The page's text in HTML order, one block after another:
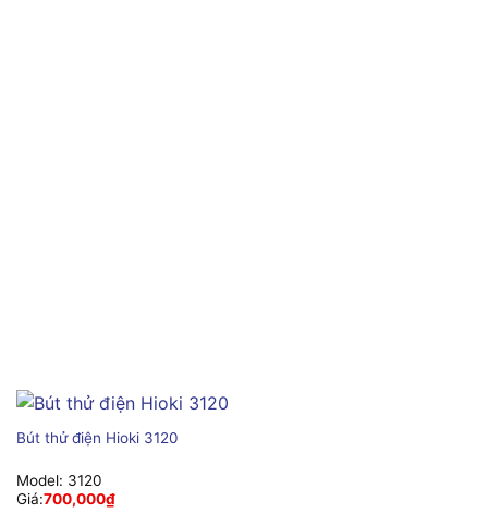
Bút thử điện Hioki 3120
Model: 3120
Giá:700,000₫